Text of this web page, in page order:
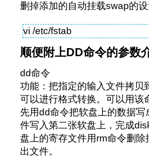
删掉添加的自动挂载swap的
vi /etc/fstab
顺便附上DD命令的参数
dd命令
功能：把指定的输入文件拷贝
可以进行格式转换。可以用
先用dd命令把软盘上的数据
件写入第二张软盘上，完成
盘上的寄存文件用rm命令删
出文件。